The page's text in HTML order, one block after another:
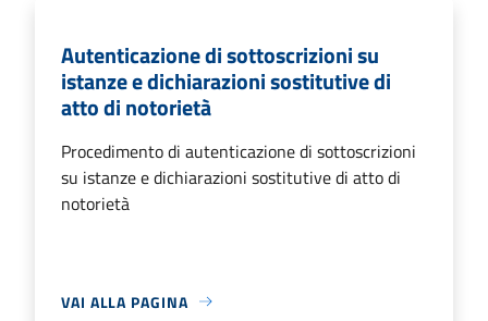
Autenticazione di sottoscrizioni su
istanze e dichiarazioni sostitutive di
atto di notorietà
Procedimento di autenticazione di sottoscrizioni
su istanze e dichiarazioni sostitutive di atto di
notorietà
VAI ALLA PAGINA